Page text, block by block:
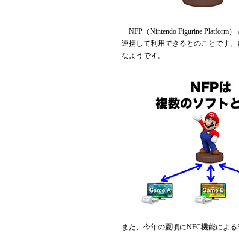
「NFP（Nintendo Figurine
連携して利用できるとのことです
なようです。
また、今年の夏頃にNFC機能によ